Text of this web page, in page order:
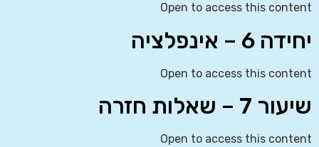
Open to access this content
יחידה 6 – אינפלציה
Open to access this content
שיעור 7 – שאלות חזרה
Open to access this content